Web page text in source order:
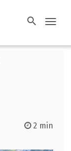
search
2 min